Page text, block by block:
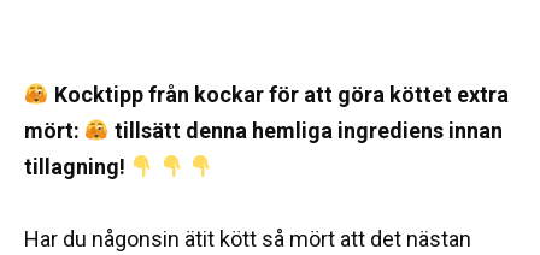
Kocktipp från kockar för att göra köttet extra
mört:
tillsätt denna hemliga ingrediens innan
tillagning!
Har du någonsin ätit kött så mört att det nästan